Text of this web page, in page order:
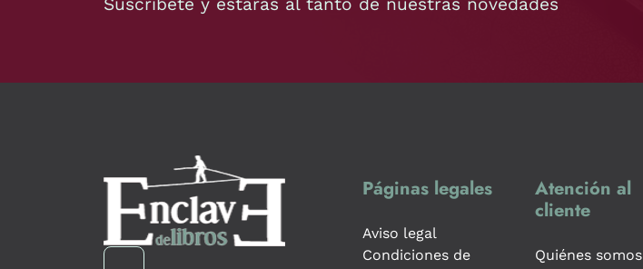
Suscríbete y estarás al tanto de nuestras novedades
Páginas legales
Aviso legal
Condiciones de
Atención al
cliente
Quiénes somos